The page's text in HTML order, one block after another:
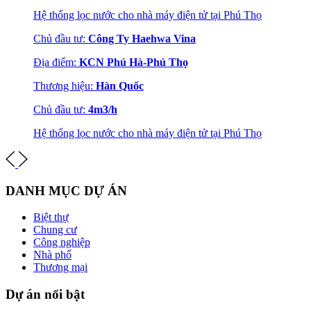
Hệ thống lọc nước cho nhà máy điện tử tại Phú Thọ
Chủ đầu tư: Công Ty Haehwa Vina
Địa điểm: KCN Phú Hà-Phú Thọ
Thương hiệu: Hàn Quốc
Chủ đầu tư: 4m3/h
Hệ thống lọc nước cho nhà máy điện tử tại Phú Thọ
DANH MỤC DỰ ÁN
Biệt thự
Chung cư
Công nghiệp
Nhà phố
Thương mại
Dự án nổi bật